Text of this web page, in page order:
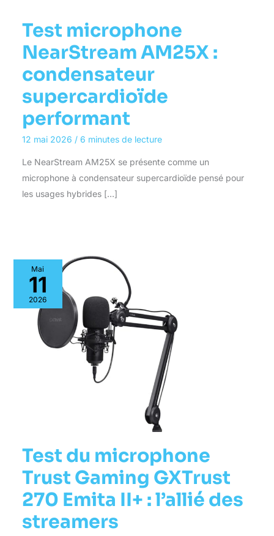
Test microphone
NearStream AM25X :
condensateur
supercardioïde
performant
12 mai 2026 / 6 minutes de lecture
Le NearStream AM25X se présente comme un
microphone à condensateur supercardioïde pensé pour
les usages hybrides […]
Mai
11
2026
Test du microphone
Trust Gaming GXTrust
270 Emita II+ : l’allié des
streamers